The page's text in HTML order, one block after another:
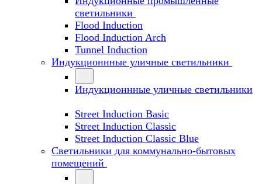
светильники
Flood Induction
Flood Induction Arch
Tunnel Induction
Индукционнные уличные светильники
Индукционнные уличные светильники
Street Induction Basic
Street Induction Classic
Street Induction Classic Blue
Светильники для коммунально-бытовых
помещений